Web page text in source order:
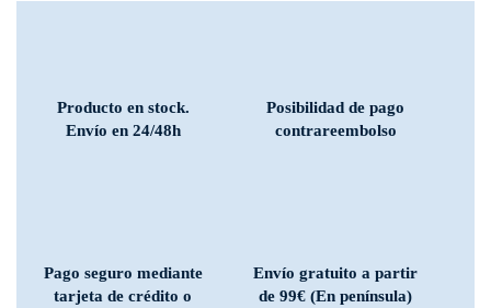
Producto en stock.
Envío en 24/48h
Posibilidad de pago
contrareembolso
Pago seguro mediante
tarjeta de crédito o
Envío gratuito a partir
de 99€ (En península)